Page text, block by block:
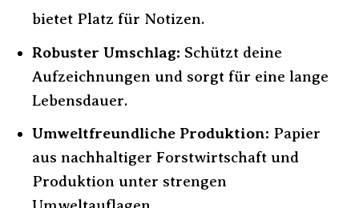
bietet Platz für Notizen.
Robuster Umschlag: Schützt deine
Aufzeichnungen und sorgt für eine lange
Lebensdauer.
Umweltfreundliche Produktion: Papier
aus nachhaltiger Forstwirtschaft und
Produktion unter strengen